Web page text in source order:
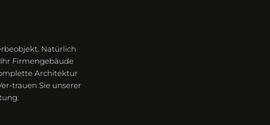
Natürlich
Firmengebäude
Architektur
trauen Sie unserer